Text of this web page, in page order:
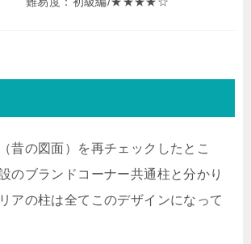
昔の図面）を再チェックしたとこ
のブランドコーナー共通柱と分かり
アの柱は全てこのデザインになって